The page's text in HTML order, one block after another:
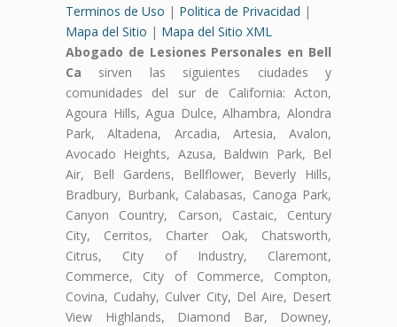
Terminos de Uso | Politica de Privacidad |
Mapa del Sitio | Mapa del Sitio XML
Abogado de Lesiones Personales en Bell
Ca sirven las siguientes ciudades y
comunidades del sur de California: Acton,
Agoura Hills, Agua Dulce, Alhambra, Alondra
Park, Altadena, Arcadia, Artesia, Avalon,
Avocado Heights, Azusa, Baldwin Park, Bel
Air, Bell Gardens, Bellflower, Beverly Hills,
Bradbury, Burbank, Calabasas, Canoga Park,
Canyon Country, Carson, Castaic, Century
City, Cerritos, Charter Oak, Chatsworth,
Citrus, City of Industry, Claremont,
Commerce, City of Commerce, Compton,
Covina, Cudahy, Culver City, Del Aire, Desert
View Highlands, Diamond Bar, Downey,